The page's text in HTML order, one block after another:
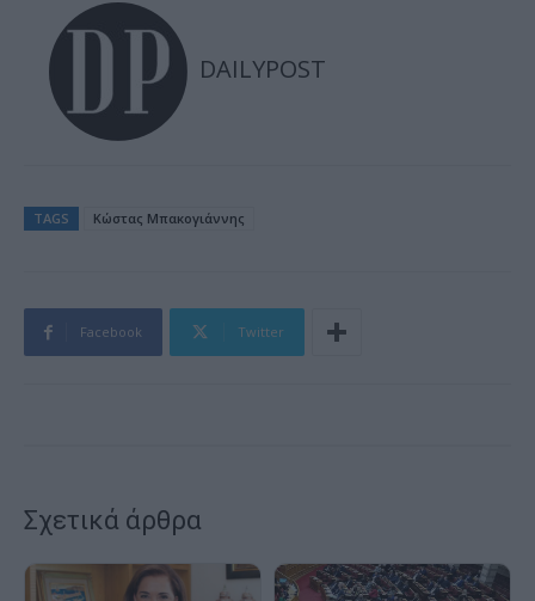
DAILYPOST
TAGS Κώστας Μπακογιάννης
Facebook Twitter
Σχετικά άρθρα